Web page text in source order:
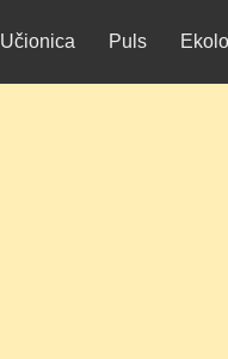
Učionica Puls